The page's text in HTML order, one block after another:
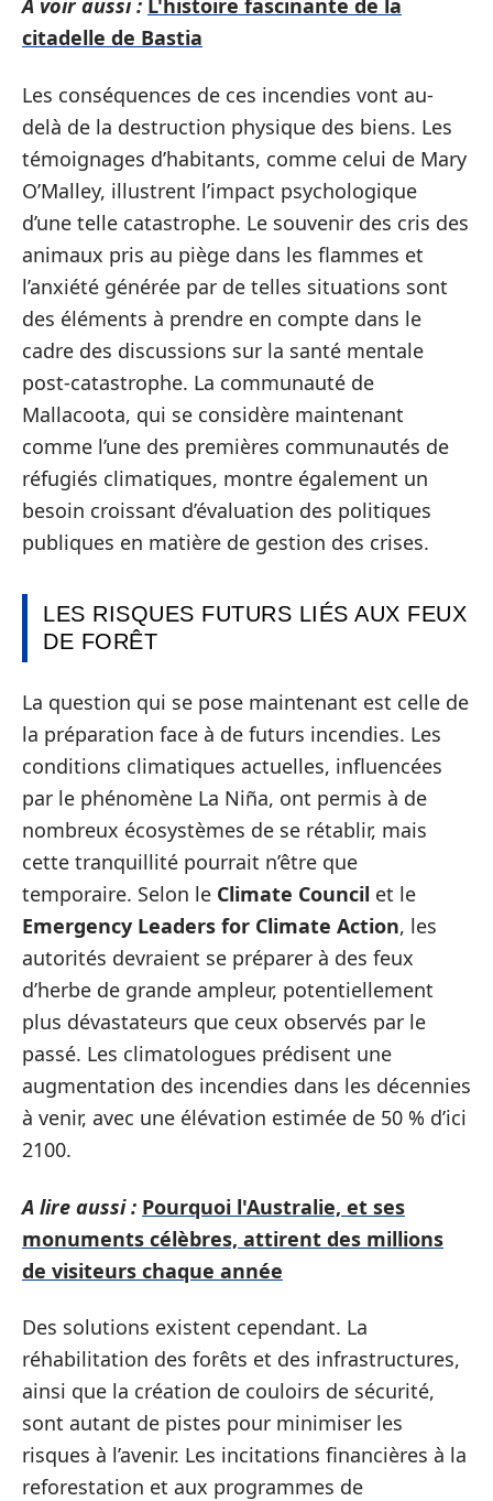
A voir aussi : L'histoire fascinante de la
citadelle de Bastia
Les conséquences de ces incendies vont au-
delà de la destruction physique des biens. Les
témoignages d’habitants, comme celui de Mary
O’Malley, illustrent l’impact psychologique
d’une telle catastrophe. Le souvenir des cris des
animaux pris au piège dans les flammes et
l’anxiété générée par de telles situations sont
des éléments à prendre en compte dans le
cadre des discussions sur la santé mentale
post-catastrophe. La communauté de
Mallacoota, qui se considère maintenant
comme l’une des premières communautés de
réfugiés climatiques, montre également un
besoin croissant d’évaluation des politiques
publiques en matière de gestion des crises.
LES RISQUES FUTURS LIÉS AUX FEUX
DE FORÊT
La question qui se pose maintenant est celle de
la préparation face à de futurs incendies. Les
conditions climatiques actuelles, influencées
par le phénomène La Niña, ont permis à de
nombreux écosystèmes de se rétablir, mais
cette tranquillité pourrait n’être que
temporaire. Selon le Climate Council et le
Emergency Leaders for Climate Action, les
autorités devraient se préparer à des feux
d’herbe de grande ampleur, potentiellement
plus dévastateurs que ceux observés par le
passé. Les climatologues prédisent une
augmentation des incendies dans les décennies
à venir, avec une élévation estimée de 50 % d’ici
2100.
A lire aussi : Pourquoi l'Australie, et ses
monuments célèbres, attirent des millions
de visiteurs chaque année
Des solutions existent cependant. La
réhabilitation des forêts et des infrastructures,
ainsi que la création de couloirs de sécurité,
sont autant de pistes pour minimiser les
risques à l’avenir. Les incitations financières à la
reforestation et aux programmes de